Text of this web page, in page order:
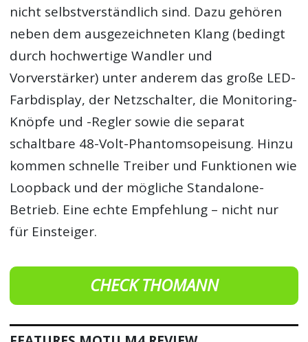
nicht selbstverständlich sind. Dazu gehören
neben dem ausgezeichneten Klang (bedingt
durch hochwertige Wandler und
Vorverstärker) unter anderem das große LED-
Farbdisplay, der Netzschalter, die Monitoring-
Knöpfe und -Regler sowie die separat
schaltbare 48-Volt-Phantomsopeisung. Hinzu
kommen schnelle Treiber und Funktionen wie
Loopback und der mögliche Standalone-
Betrieb. Eine echte Empfehlung – nicht nur
für Einsteiger.
CHECK THOMANN